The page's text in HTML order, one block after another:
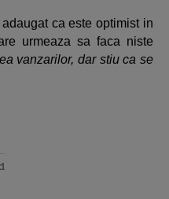
ca este optimist in
urmeaza sa faca niste
vanzarilor, dar stiu ca se